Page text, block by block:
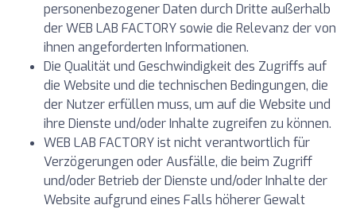
personenbezogener Daten durch Dritte außerhalb
der WEB LAB FACTORY sowie die Relevanz der von
ihnen angeforderten Informationen.
Die Qualität und Geschwindigkeit des Zugriffs auf
die Website und die technischen Bedingungen, die
der Nutzer erfüllen muss, um auf die Website und
ihre Dienste und/oder Inhalte zugreifen zu können.
WEB LAB FACTORY ist nicht verantwortlich für
Verzögerungen oder Ausfälle, die beim Zugriff
und/oder Betrieb der Dienste und/oder Inhalte der
Website aufgrund eines Falls höherer Gewalt